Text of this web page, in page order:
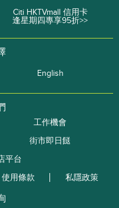
Citi HKTVmall 信用卡
逢星期四專享95折>>
English
工作機會
街市即日餸
平台
使用條款 私隱政策